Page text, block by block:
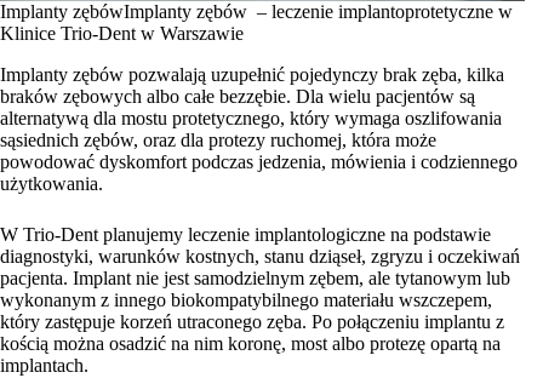
Implanty zębówImplanty zębów – leczenie implantoprotetyczne w
Klinice Trio-Dent w Warszawie
Implanty zębów pozwalają uzupełnić pojedynczy brak zęba, kilka
braków zębowych albo całe bezzębie. Dla wielu pacjentów są
alternatywą dla mostu protetycznego, który wymaga oszlifowania
sąsiednich zębów, oraz dla protezy ruchomej, która może
powodować dyskomfort podczas jedzenia, mówienia i codziennego
użytkowania.
W Trio-Dent planujemy leczenie implantologiczne na podstawie
diagnostyki, warunków kostnych, stanu dziąseł, zgryzu i oczekiwań
pacjenta. Implant nie jest samodzielnym zębem, ale tytanowym lub
wykonanym z innego biokompatybilnego materiału wszczepem,
który zastępuje korzeń utraconego zęba. Po połączeniu implantu z
kością można osadzić na nim koronę, most albo protezę opartą na
implantach.